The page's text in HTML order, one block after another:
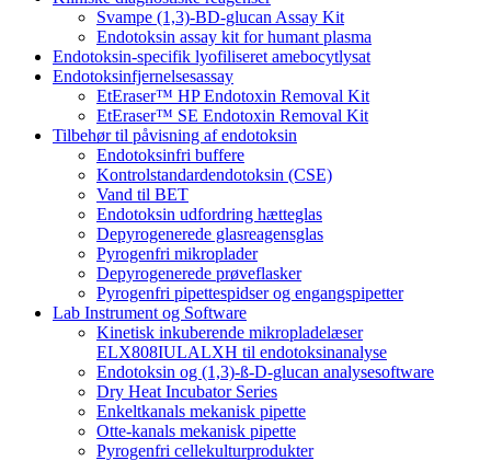
Svampe (1,3)-BD-glucan Assay Kit
Endotoksin assay kit for humant plasma
Endotoksin-specifik lyofiliseret amebocytlysat
Endotoksinfjernelsesassay
EtEraser™ HP Endotoxin Removal Kit
EtEraser™ SE Endotoxin Removal Kit
Tilbehør til påvisning af endotoksin
Endotoksinfri buffere
Kontrolstandardendotoksin (CSE)
Vand til BET
Endotoksin udfordring hætteglas
Depyrogenerede glasreagensglas
Pyrogenfri mikroplader
Depyrogenerede prøveflasker
Pyrogenfri pipettespidser og engangspipetter
Lab Instrument og Software
Kinetisk inkuberende mikropladelæser
ELX808IULALXH til endotoksinanalyse
Endotoksin og (1,3)-ß-D-glucan analysesoftware
Dry Heat Incubator Series
Enkeltkanals mekanisk pipette
Otte-kanals mekanisk pipette
Pyrogenfri cellekulturprodukter